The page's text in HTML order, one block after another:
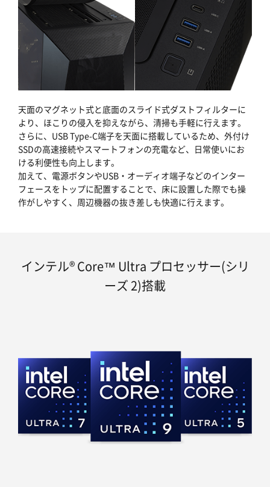
天面のマグネット式と底面のスライド式ダストフィルターに
より、ほこりの侵入を抑えながら、清掃も手軽に行えます。
さらに、USB Type-C端子を天面に搭載しているため、外付け
SSDの高速接続やスマートフォンの充電など、日常使いにお
ける利便性も向上します。
加えて、電源ボタンやUSB・オーディオ端子などのインター
フェースをトップに配置することで、床に設置した際でも操
作がしやすく、周辺機器の抜き差しも快適に行えます。
インテル® Core™ Ultra プロセッサー(シリ
ーズ 2)搭載